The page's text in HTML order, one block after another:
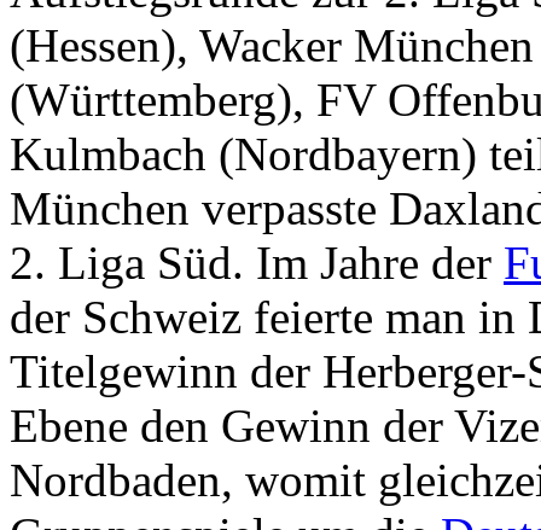
(Hessen), Wacker
(Württemberg), FV
Kulmbach (Nordbayern)
München verpasste
2. Liga Süd. Im Jahre der
der Schweiz feierte man in
Titelgewinn der
Ebene den Gewinn der
Nordbaden, womit